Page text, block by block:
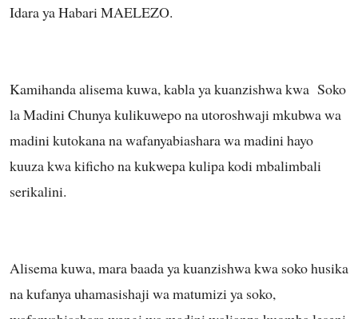
Idara ya Habari MAELEZO.
Kamihanda alisema kuwa, kabla ya kuanzishwa kwa Soko
la Madini Chunya kulikuwepo na utoroshwaji mkubwa wa
madini kutokana na wafanyabiashara wa madini hayo
kuuza kwa kificho na kukwepa kulipa kodi mbalimbali
serikalini.
Alisema kuwa, mara baada ya kuanzishwa kwa soko husika
na kufanya uhamasishaji wa matumizi ya soko,